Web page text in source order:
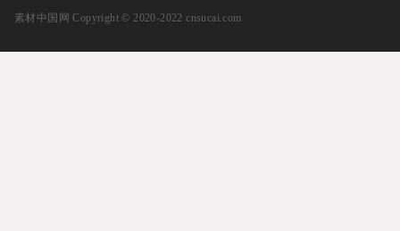
素材中国网 Copyright © 2020-2022 cnsucai.com